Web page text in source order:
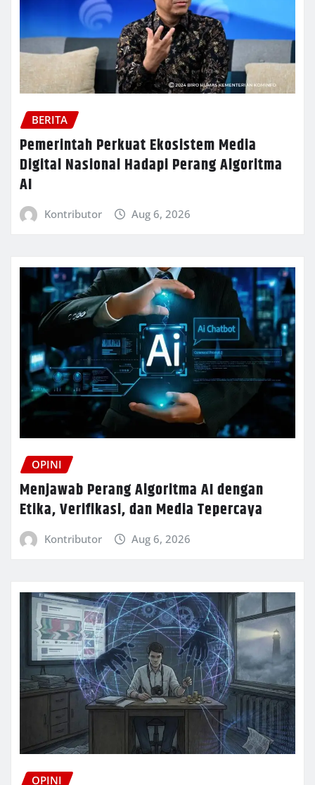
BERITA
Pemerintah Perkuat Ekosistem Media
Digital Nasional Hadapi Perang Algoritma
AI
Kontributor Aug 6, 2026
OPINI
Menjawab Perang Algoritma AI dengan
Etika, Verifikasi, dan Media Tepercaya
Kontributor Aug 6, 2026
OPINI